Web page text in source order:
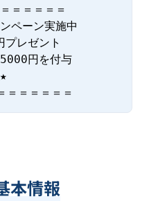
＝＝＝＝＝
ペーン実施中
レゼント
円を付与
＝＝＝＝＝＝
本情報